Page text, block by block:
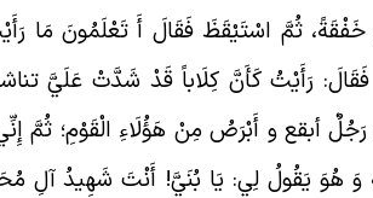
ثُمَّ اسْتَيْقَظَ فَقَالَ أَ تَعْلَمُونَ مَا
فَقَالَ: رَأَيْتُ كَأَنَّ كِلَاباً قَدْ شَدَّتْ عَلَيَّ
رَجُلٌ أبقع و أَبْرَصُ مِنْ هَؤُلَاءِ الْقَوْمِ؛ ثُمَّ
هُوَ يَقُولُ لِي: يَا بُنَيَّ! أَنْتَ شَهِيدُ آلِ